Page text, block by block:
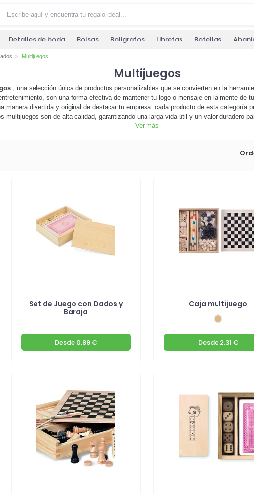
Detalles de boda Bolsas Boligrafos Libretas Botellas
Multijuegos
Multijuegos
, una selección única de productos personalizables que se convierten en la
son una forma efectiva de mantener tu logo o mensaje en la mente de
manera divertida y original de destacar tu empresa. cada producto de esta categoría
multijuegos son de alta calidad, garantizando una larga vida útil y un valor duradero
versátil y efectiva para aumentar la visibilidad de tu marca. no esperes más, explora
Ver más
Set de Juego con Dados y
Baraja
Desde 0.89 €
Caja multijuego
Desde2.31 €